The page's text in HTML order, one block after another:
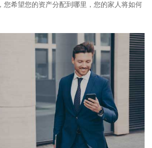
您希望您的资产分配到哪里，您的家人将如何